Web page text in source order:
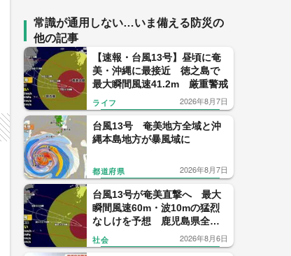
常識が通用しない…いま備える防災の
他の記事
【速報・台風13号】昼頃に奄
美・沖縄に最接近 徳之島で
最大瞬間風速41.2m 厳重警戒
ライフ 2026年8月7日
台風13号 奄美地方全域と沖
縄本島地方が暴風域に
都道府県 2026年8月7日
台風13号が奄美直撃へ 最大
瞬間風速60m・波10mの猛烈
なしけを予想 鹿児島県全域
がすでに強風域 気象予報士
解説
社会 2026年8月6日